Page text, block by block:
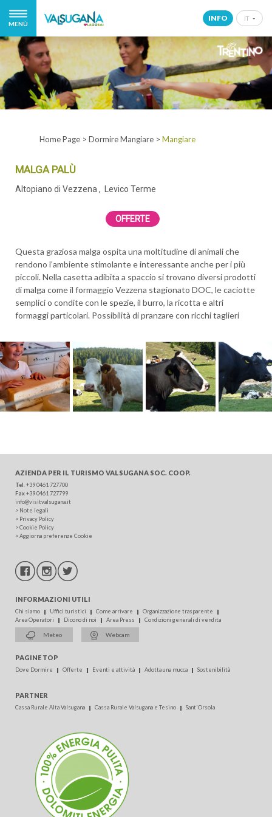
MENÙ
IT
EN
DE
NL
INFO
ARRIVO
PARTENZA
CERCA
Home Page > Dormire Mangiare > Mangiare
MALGA PALÙ
Altopiano di Vezzena , Levico Terme
OFFERTE
Questa graziosa malga ospita una moltitudine di animali che
rendono l’ambiente stimolante e interessante anche per i più
piccoli. Nella casetta adibita a spaccio si trovano diversi prodotti
di malga come il formaggio Vezzena stagionato DOC, le caciotte
semplici o condite con le spezie, il burro, la ricotta e altri
formaggi particolari. Possibilità di pranzare con ricchi taglieri
AZIENDA PER IL TURISMO VALSUGANA SOC. COOP.
Tel +39 0461 727700
Fax+39 0461 727799
info@visitvalsugana.it
> Note legali
> Privacy Policy
>Cookie Policy
>Aggiorna preferenze Cookie
INFORMAZIONI UTILI
Chi siamo Uffici turistici Come arrivare
Organizzazione trasparente
Area Operatori
Dicono di noi Area Press Condizioni generali di vendita
Meteo Webcam
PAGINE TOP
Dove Dormire Offerte Eventi e attività Adotta una mucca Sostenibilità
PARTNER
Cassa Rurale Alta Valsugana Cassa Rurale Valsugana e Tesino Sant'Orsola